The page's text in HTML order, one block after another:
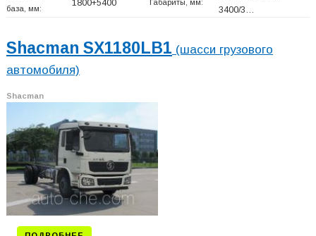
база, мм:
1800+5400 Габариты, мм:
3400/3…
Shacman SX1180LB1 (шасси грузового
автомобиля)
Shacman